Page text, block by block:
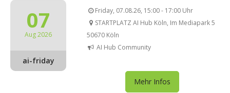
07
Aug 2026
ai-friday
Friday, 07.08.26, 15:00 - 17:00 Uhr
STARTPLATZ AI Hub Köln, Im Mediapark 5
50670 Köln
AI Hub Community
Mehr Infos